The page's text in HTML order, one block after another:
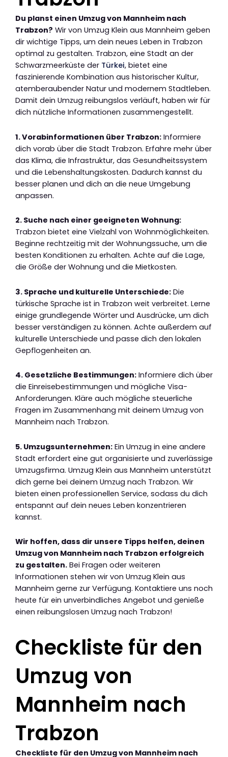
Du planst einen Umzug von Mannheim nach
Trabzon? Wir von Umzug Klein aus Mannheim geben
dir wichtige Tipps, um dein neues Leben in Trabzon
optimal zu gestalten. Trabzon, eine Stadt an der
Schwarzmeerküste der Türkei, bietet eine
faszinierende Kombination aus historischer Kultur,
atemberaubender Natur und modernem Stadtleben.
Damit dein Umzug reibungslos verläuft, haben wir für
dich nützliche Informationen zusammengestellt.
1. Vorabinformationen über Trabzon: Informiere
dich vorab über die Stadt Trabzon. Erfahre mehr über
das Klima, die Infrastruktur, das Gesundheitssystem
und die Lebenshaltungskosten. Dadurch kannst du
besser planen und dich an die neue Umgebung
anpassen.
2. Suche nach einer geeigneten Wohnung:
Trabzon bietet eine Vielzahl von Wohnmöglichkeiten.
Beginne rechtzeitig mit der Wohnungssuche, um die
besten Konditionen zu erhalten. Achte auf die Lage,
die Größe der Wohnung und die Mietkosten.
3. Sprache und kulturelle Unterschiede: Die
türkische Sprache ist in Trabzon weit verbreitet. Lerne
einige grundlegende Wörter und Ausdrücke, um dich
besser verständigen zu können. Achte außerdem auf
kulturelle Unterschiede und passe dich den lokalen
Gepflogenheiten an.
4. Gesetzliche Bestimmungen: Informiere dich über
die Einreisebestimmungen und mögliche Visa-
Anforderungen. Kläre auch mögliche steuerliche
Fragen im Zusammenhang mit deinem Umzug von
Mannheim nach Trabzon.
5. Umzugsunternehmen: Ein Umzug in eine andere
Stadt erfordert eine gut organisierte und zuverlässige
Umzugsfirma. Umzug Klein aus Mannheim unterstützt
dich gerne bei deinem Umzug nach Trabzon. Wir
bieten einen professionellen Service, sodass du dich
entspannt auf dein neues Leben konzentrieren
kannst.
Wir hoffen, dass dir unsere Tipps helfen, deinen
Umzug von Mannheim nach Trabzon erfolgreich
zu gestalten. Bei Fragen oder weiteren
Informationen stehen wir von Umzug Klein aus
Mannheim gerne zur Verfügung. Kontaktiere uns noch
heute für ein unverbindliches Angebot und genieße
einen reibungslosen Umzug nach Trabzon!
Checkliste für den
Umzug von
Mannheim nach
Trabzon
Checkliste für den Umzug von Mannheim nach